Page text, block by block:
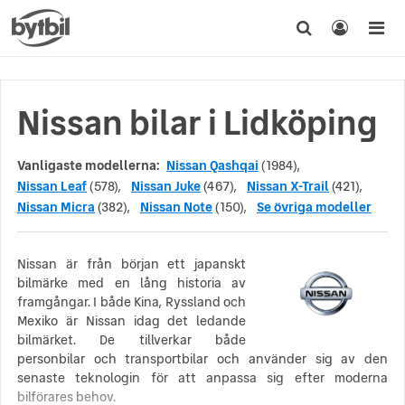
Nissan bilar i Lidköping
Vanligaste modellerna: Nissan Qashqai (1984),
Nissan Leaf(578), Nissan Juke(467), Nissan X-Trail(421),
Nissan Micra (382), Nissan Note(150), Se övriga modeller
Nissan är från början ett japanskt
bilmärke med en lång historia av
framgångar. I både Kina, Ryssland och
Mexiko är Nissan idag det ledande
bilmärket. De tillverkar både
personbilar och transportbilar och använder sig av den
senaste teknologin för att anpassa sig efter moderna
bilförares behov.